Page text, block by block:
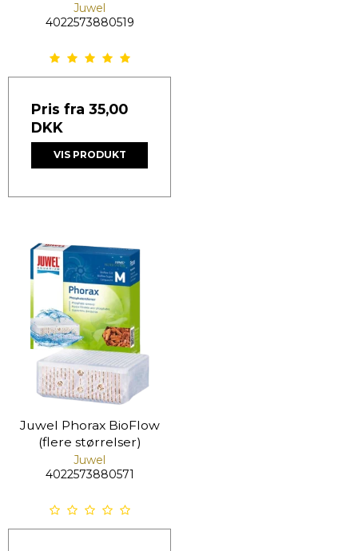
Juwel
4022573880519
Pris fra 35,00
DKK
VIS PRODUKT
Juwel Phorax BioFlow
(flere størrelser)
Juwel
4022573880571